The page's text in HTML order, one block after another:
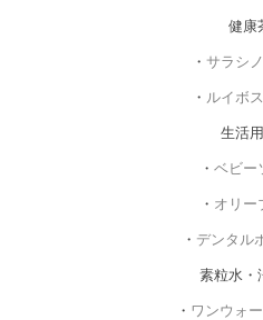
健康
・ サラシ
・ ルイボ
生活
・ ベビー
・ オリー
・ デンタル
素粒水・
・ ワンウォ